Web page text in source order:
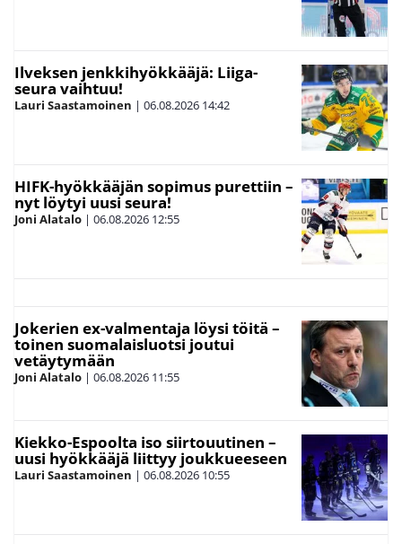
Ilveksen jenkkihyökkääjä: Liiga-
seura vaihtuu!
Lauri Saastamoinen | 06.08.2026 14:42
HIFK-hyökkääjän sopimus purettiin –
nyt löytyi uusi seura!
Joni Alatalo | 06.08.2026 12:55
Jokerien ex-valmentaja löysi töitä –
toinen suomalaisluotsi joutui
vetäytymään
Joni Alatalo | 06.08.2026 11:55
Kiekko-Espoolta iso siirtouutinen –
uusi hyökkääjä liittyy joukkueeseen
Lauri Saastamoinen | 06.08.2026 10:55